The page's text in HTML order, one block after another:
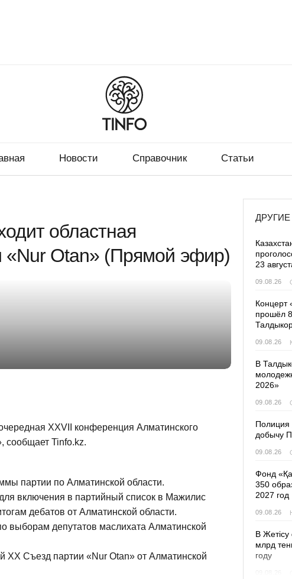
Новости Справочник Статьи
областная
«Nur Otan» (Прямой эфир)
XXVII конференция Алматинского
сообщает Tinfo.kz.
партии по Алматинской области.
включения в партийный список в Мажилис
дебатов от Алматинской области.
выборам депутатов маслихата Алматинской
XX Съезд партии «Nur Otan» от Алматинской
23
09.08.26
Концерт
прошёл
09.08.26
В
2026»
09.08.26
Полиция
добычу
09.08.26
Фонд
350
2027 год
09.08.26
В Жетісу
млрд
году